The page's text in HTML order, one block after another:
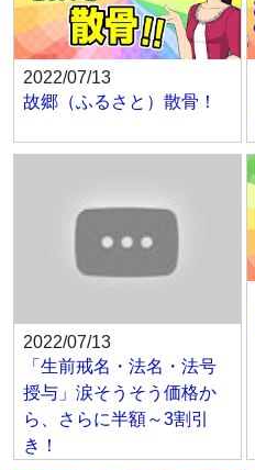
2022/07/13
故郷（ふるさと）散骨！
2022/07/13
「生前戒名・法名・法号
授与」涙そうそう価格か
ら、さらに半額～3割引
き！